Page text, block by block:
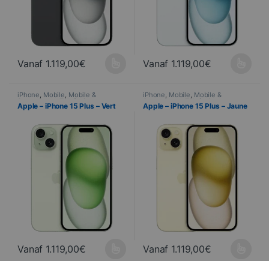
Vanaf 1.119,00€
Ce produit a plusieurs variations. Les options peuvent être
Vanaf 1.119,00€
Ce produit a plusieurs
iPhone, Mobile, Mobile &
Smartphone Telefonie
Apple – iPhone 15 Plus – Vert
Vanaf 1.119,00€
Ce produit a plusieurs variations. Les options peuvent être
iPhone, Mobile, Mobile &
Smartphone Telefonie
Apple – iPhone 15 Plus – Jaune
Vanaf 1.119,00€
Ce produit a plusieurs